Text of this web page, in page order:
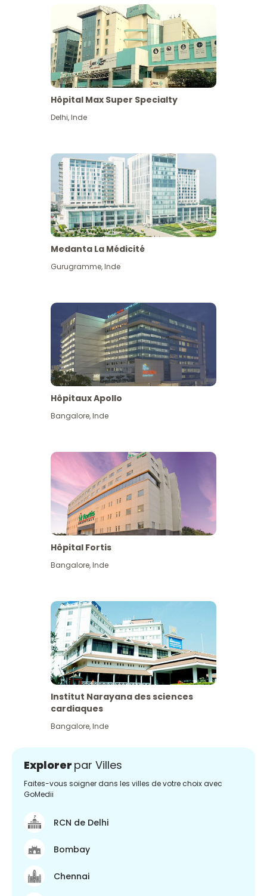
Hôpital Max Super Specialty
Delhi,Inde
Medanta La Médicité
Gurugramme,Inde
Hôpitaux Apollo
Bangalore,Inde
Hôpital Fortis
Bangalore,Inde
Institut Narayana des sciences
cardiaques
Bangalore,Inde
Explorer par Villes
Faites-vous soigner dans les villes de votre choix avec
GoMedii
RCN de Delhi
Bombay
Chennai